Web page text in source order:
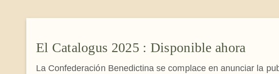
El Catalogus 2025 : Disponible ahora
La Confederación Benedictina se complace en anunciar la